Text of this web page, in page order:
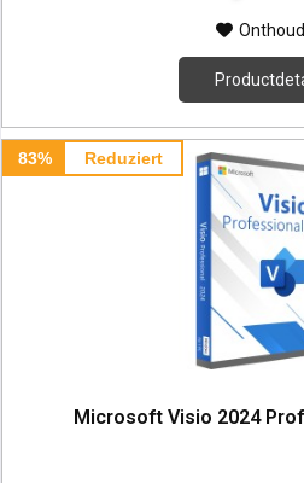
83% Reduziert
Microsoft Visio 2024